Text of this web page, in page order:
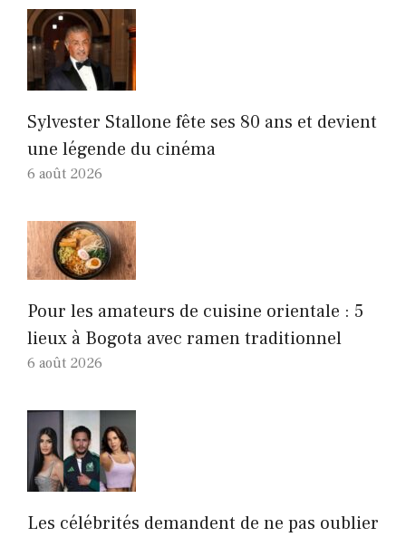
Sylvester Stallone fête ses 80 ans et devient
une légende du cinéma
6 août 2026
Pour les amateurs de cuisine orientale : 5
lieux à Bogota avec ramen traditionnel
6 août 2026
Les célébrités demandent de ne pas oublier